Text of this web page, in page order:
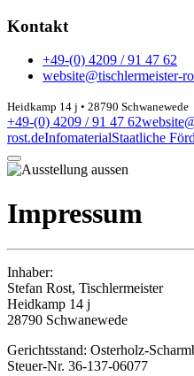
Kontakt
+49-(0) 4209 / 91 47 62
website@tischlermeister-
Heidkamp 14 j • 28790 Schwanewede
+49-(0) 4209 / 91 47 62
rost.deInfomaterialStaatliche
Impressum
Inhaber:
Stefan Rost, Tischlermeister
Heidkamp 14 j
28790 Schwanewede
Gerichtsstand: Osterholz-
Steuer-Nr. 36-137-06077